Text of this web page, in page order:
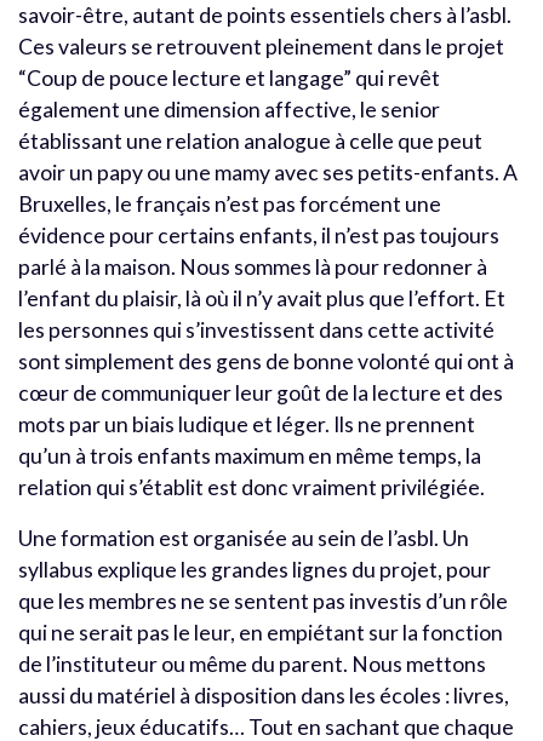
savoir-être, autant de points essentiels chers à l’asbl.
Ces valeurs se retrouvent pleinement dans le projet
“Coup de pouce lecture et langage” qui revêt
également une dimension affective, le senior
établissant une relation analogue à celle que peut
avoir un papy ou une mamy avec ses petits-enfants. A
Bruxelles, le français n’est pas forcément une
évidence pour certains enfants, il n’est pas toujours
parlé à la maison. Nous sommes là pour redonner à
l’enfant du plaisir, là où il n’y avait plus que l’effort. Et
les personnes qui s’investissent dans cette activité
sont simplement des gens de bonne volonté qui ont à
cœur de communiquer leur goût de la lecture et des
mots par un biais ludique et léger. Ils ne prennent
qu’un à trois enfants maximum en même temps, la
relation qui s’établit est donc vraiment privilégiée.
Une formation est organisée au sein de l’asbl. Un
syllabus explique les grandes lignes du projet, pour
que les membres ne se sentent pas investis d’un rôle
qui ne serait pas le leur, en empiétant sur la fonction
de l’instituteur ou même du parent. Nous mettons
aussi du matériel à disposition dans les écoles : livres,
cahiers, jeux éducatifs… Tout en sachant que chaque